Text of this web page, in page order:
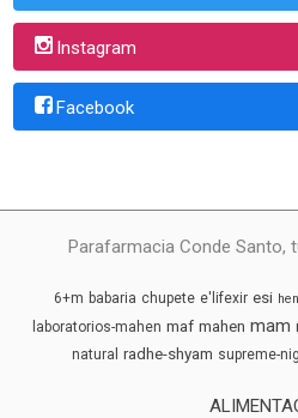
Instagram
Facebook
Parafarmacia Conde Santo,
6+m babaria chupete e'lifexir esi
laboratorios-mahen maf mahen mam
natural radhe-shyam supreme-